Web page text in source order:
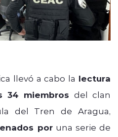
llevó a cabo la lectura
34 miembros del clan
del Tren de Aragua,
poruna serie de